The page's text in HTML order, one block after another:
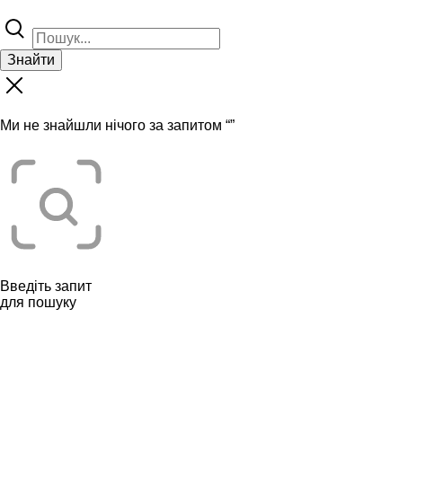
Знайти
Ми не знайшли нічого за запитом “”
Введіть запит
для пошуку